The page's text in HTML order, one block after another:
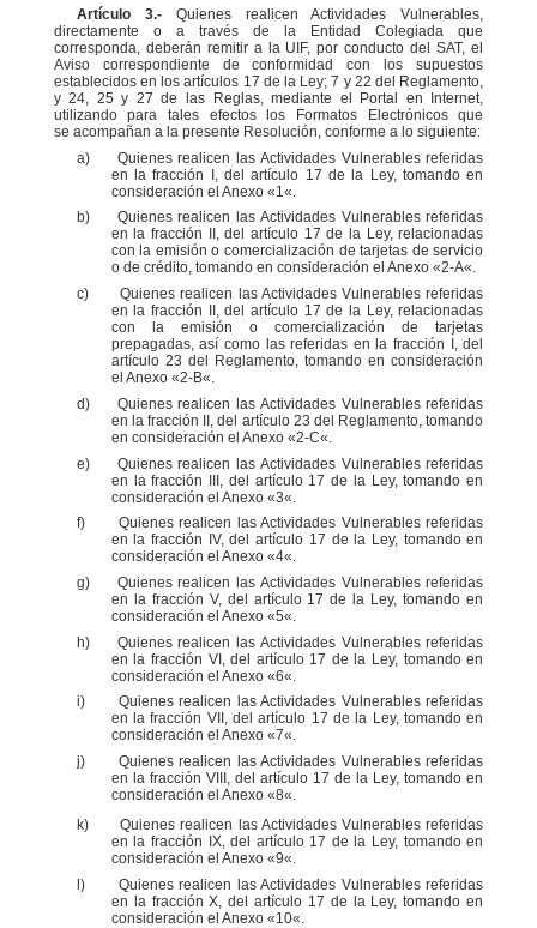
Artículo 3.-
Quienes realicen Actividades Vulnerables,
directamente o a través de la Entidad Colegiada
que
corresponda, deberán remitir a la UIF, por conducto del SAT, el
Aviso correspondiente de conformidad
con los supuestos
establecidos en los artículos 17 de la Ley; 7 y 22 del Reglamento,
y 24, 25 y 27 de las
Reglas, mediante el Portal en Internet,
utilizando para tales efectos los Formatos Electrónicos que
se acompañan a la presente Resolución, conforme a lo siguiente:
a)
Quienes realicen las Actividades Vulnerables referidas
en la fracción I, del artículo 17 de la Ley, tomando en
consideración el Anexo «1 «
b)
Quienes realicen las Actividades Vulnerables referidas
en la fracción II, del artículo 17 de la Ley, relacionadas
con la emisión o comercialización de tarjetas de servicio
o de crédito, tomando en consideración el Anexo «2-A«.
c)
Quienes realicen las Actividades Vulnerables referidas
en la fracción II, del artículo 17 de la Ley, relacionadas
con la emisión o comercialización de tarjetas
prepagadas, así como las referidas en la fracción I, del
artículo 23 del Reglamento, tomando en consideración
el Anexo «2-B«.
d)
Quienes realicen las Actividades Vulnerables referidas
en la fracción II, del artículo 23 del Reglamento, tomando
en consideración el Anexo «2-C«
e)
Quienes realicen las Actividades Vulnerables referidas
en la fracción III, del artículo 17 de la Ley, tomando en
consideración el Anexo «3«
f)
Quienes realicen las Actividades Vulnerables referidas
en la fracción IV, del artículo 17 de la Ley, tomando en
consideración el Anexo «4«.
g)
Quienes realicen las Actividades Vulnerables referidas
en la fracción V, del artículo 17 de la Ley, tomando en
consideración el Anexo «5«.
h)
Quienes realicen las Actividades Vulnerables referidas
en la fracción VI, del artículo 17 de la Ley, tomando en
consideración el Anexo «6«
i)
Quienes realicen las Actividades Vulnerables referidas
en la fracción VII, del artículo 17 de la Ley, tomando en
consideración el Anexo «7«.
j)
Quienes realicen las Actividades Vulnerables referidas
en la fracción VIII, del artículo 17 de la Ley, tomando en
consideración el Anexo «8«.
k)
Quienes realicen las Actividades Vulnerables referidas
en la fracción IX, del artículo 17 de la Ley, tomando en
consideración el Anexo «9«.
l)
Quienes realicen las Actividades Vulnerables referidas
en la fracción X, del artículo 17 de la Ley, tomando en
consideración el Anexo «10«.